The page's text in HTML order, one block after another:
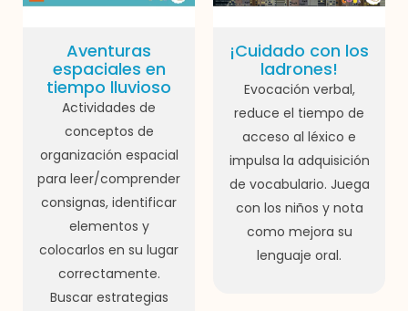
Aventuras
espaciales en
tiempo lluvioso
Actividades de
conceptos de
organización espacial
para leer/comprender
consignas, identificar
elementos y
colocarlos en su lugar
correctamente.
Buscar estrategias
¡Cuidado con los
ladrones!
Evocación verbal,
reduce el tiempo de
acceso al léxico e
impulsa la adquisición
de vocabulario. Juega
con los niños y nota
como mejora su
lenguaje oral.